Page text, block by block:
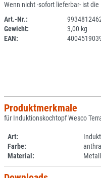
Wenn nicht -sofort lieferbar- ist die
Art.-Nr.:
Gewicht:
3,00 kg
EAN:
Produktmerkmale
für Induktionskochtopf Wesco
Art:
Farbe:
Material:
Metall